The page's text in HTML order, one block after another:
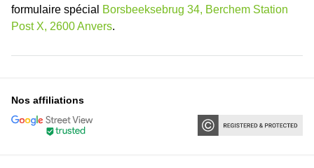
formulaire spécial
Borsbeeksebrug 34, Berchem Station
Post X, 2600 Anvers.
Nos affiliations